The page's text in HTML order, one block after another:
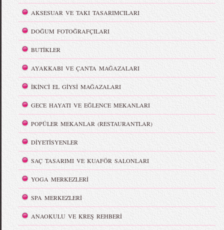
AKSESUAR VE TAKI TASARIMCILARI
DOĞUM FOTOĞRAFÇILARI
BUTİKLER
AYAKKABI VE ÇANTA MAĞAZALARI
İKİNCİ EL GİYSİ MAĞAZALARI
GECE HAYATI VE EĞLENCE MEKANLARI
POPÜLER MEKANLAR (RESTAURANTLAR)
DİYETİSYENLER
SAÇ TASARIMI VE KUAFÖR SALONLARI
YOGA MERKEZLERİ
SPA MERKEZLERİ
ANAOKULU VE KREŞ REHBERİ